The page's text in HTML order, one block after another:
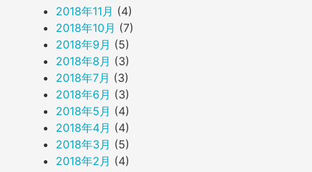
2018年11月 (4)
2018年10月 (7)
2018年9月 (5)
2018年8月 (3)
2018年7月 (3)
2018年6月 (3)
2018年5月 (4)
2018年4月 (4)
2018年3月 (5)
2018年2月 (4)